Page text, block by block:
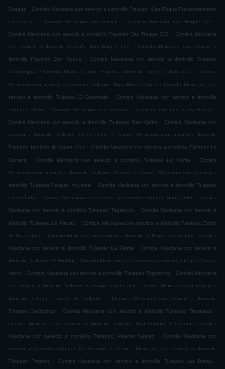
Bosque . Comida Mexicana con servicio a domicilio Fracción San Roque Fraccionamiento
La Toscana . Comida Mexicana con servicio a domicilio Fracción San Roque 001 .
Comida Mexicana con servicio a domicilio Fracción San Roque 038 . Comida Mexicana
con servicio a domicilio Fracción San Roque 009 . Comida Mexicana con servicio a
domicilio Fracción San Roque . Comida Mexicana con servicio a domicilio Tultepec
Xochimiquia . Comida Mexicana con servicio a domicilio Tultepec San Juan . Comida
Mexicana con servicio a domicilio Tultepec San Miguel Otlica . Comida Mexicana con
servicio a domicilio Tultepec El Quemado . Comida Mexicana con servicio a domicilio
Tultepec Oxtoc . Comida Mexicana con servicio a domicilio Tultepec Santa Isabel .
Comida Mexicana con servicio a domicilio Tultepec San Martin . Comida Mexicana con
servicio a domicilio Tultepec 10 de Junio . Comida Mexicana con servicio a domicilio
Tultepec Jardines de Santa Cruz . Comida Mexicana con servicio a domicilio Tultepec La
Cantera . Comida Mexicana con servicio a domicilio Tultepec La Morita . Comida
Mexicana con servicio a domicilio Tultepec Centro . Comida Mexicana con servicio a
domicilio Tultepec Parque Industrial . Comida Mexicana con servicio a domicilio Tultepec
La Cañada . Comida Mexicana con servicio a domicilio Tultepec Santa Rita . Comida
Mexicana con servicio a domicilio Tultepec Tepetlixco . Comida Mexicana con servicio a
domicilio Tultepec La Piedad . Comida Mexicana con servicio a domicilio Tultepec Barrio
de Guadalupe . Comida Mexicana con servicio a domicilio Tultepec San Rafael . Comida
Mexicana con servicio a domicilio Tultepec La Palma . Comida Mexicana con servicio a
domicilio Tultepec El Mirador . Comida Mexicana con servicio a domicilio Tultepec Amado
Nervo . Comida Mexicana con servicio a domicilio Tultepec Trigotenco . Comida Mexicana
con servicio a domicilio Tultepec Santiago Teyahualco . Comida Mexicana con servicio a
domicilio Tultepec Lomas de Tultepec . Comida Mexicana con servicio a domicilio
Tultepec Xacopinca . Comida Mexicana con servicio a domicilio Tultepec Tlamelaca .
Comida Mexicana con servicio a domicilio Tultepec San Antonio Xahuento . Comida
Mexicana con servicio a domicilio Tultepec Vicente Suarez . Comida Mexicana con
servicio a domicilio Tultepec los Fresnos . Comida Mexicana con servicio a domicilio
Tultepec Fresnos . Comida Mexicana con servicio a domicilio Tultepec Las Brisas .